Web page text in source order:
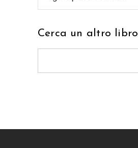
Cerca un altro libro